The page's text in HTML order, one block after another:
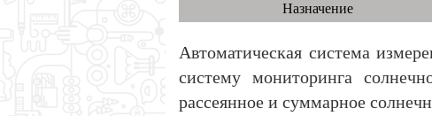
Назначение
Автоматическая система
систему мониторинга
рассеянное и суммарное